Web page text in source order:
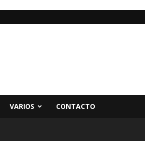
VARIOS CONTACTO